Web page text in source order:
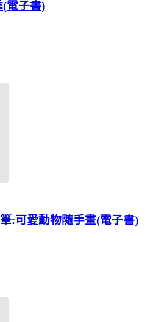
(電子書)
:可愛動物隨手畫(電子書)